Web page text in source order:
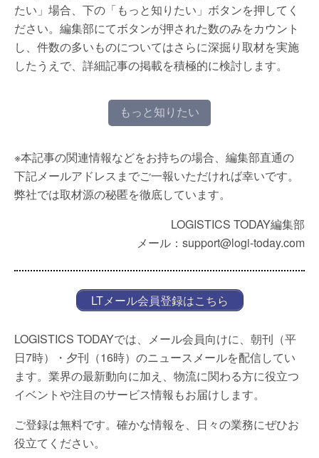
たい」場合、下の「もっと知りたい」ボタンを押してく
ださい。編集部にてボタンが押された数のみをカウント
し、件数の多いものについてはさらに深掘り取材を実施
したうえで、詳細記事の掲載を積極的に検討します。
もっと知りたい
※本記事の関連情報などをお持ちの場合、編集部直通の
下記メールアドレスまでご一報いただければ幸いです。
弊社では取材源の秘匿を徹底しています。
LOGISTICS TODAY編集部
メール：support@logi-today.com
LTメール会員登録はこちら
LOGISTICS TODAYでは、メール会員向けに、朝刊（平
日7時）・夕刊（16時）のニュースメールを配信してい
ます。業界の最新動向に加え、物流に関わる方に役立つ
イベントや注目のサービス情報もお届けします。
ご登録は無料です。確かな情報を、日々の業務にぜひお
役立てください。